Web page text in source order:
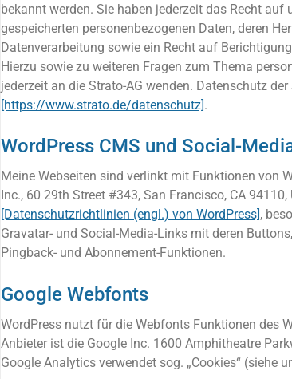
bekannt werden. Sie haben jederzeit das Recht
gespeicherten personenbezogenen Daten, deren
Datenverarbeitung sowie ein Recht auf
Hierzu sowie zu weiteren Fragen zum Thema
jederzeit an die Strato-AG wenden. Datenschutz der
[https://www.strato.de/datenschutz].
WordPress CMS und Social-
Meine Webseiten sind verlinkt mit Funktionen von
Inc., 60 29th Street #343, San Francisco, CA
[Datenschutzrichtlinien (engl.) von WordPress],
Gravatar- und Social-Media-Links mit deren Buttons,
Pingback- und Abonnement-Funktionen.
Google Webfonts
WordPress nutzt für die Webfonts Funktionen des
Anbieter ist die Google Inc. 1600 Amphitheatre
Google Analytics verwendet sog. „Cookies“ (siehe